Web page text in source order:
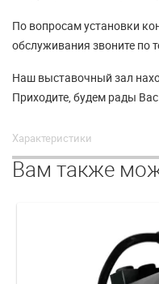
По вопросам установки
обслуживания звоните по
Наш выставочный зал
Приходите, будем рады Вас
Характеристики
Вам также